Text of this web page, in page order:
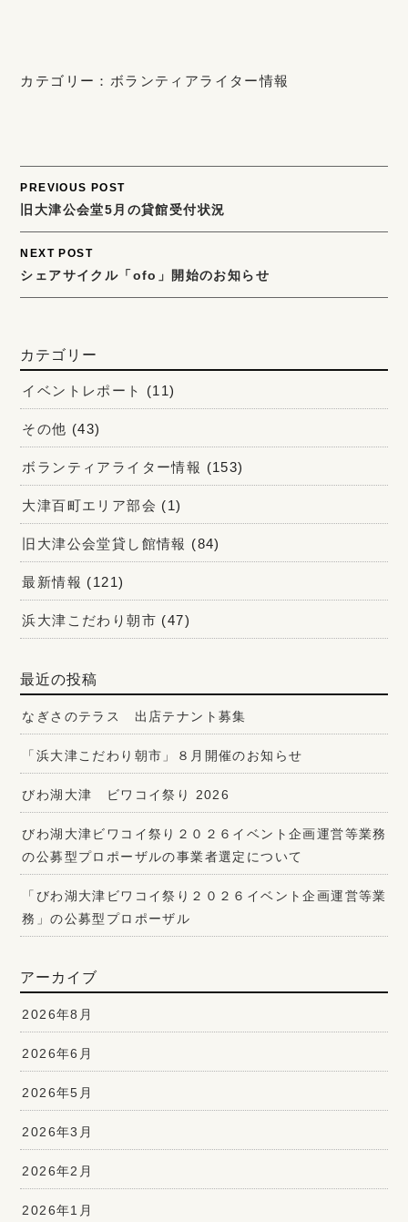
カテゴリー： ボランティアライター情報
Post
navigation
PREVIOUS POST
旧大津公会堂5月の貸館受付状況
NEXT POST
シェアサイクル「ofo」開始のお知らせ
カテゴリー
イベントレポート (11)
その他 (43)
ボランティアライター情報 (153)
大津百町エリア部会 (1)
旧大津公会堂貸し館情報 (84)
最新情報 (121)
浜大津こだわり朝市 (47)
最近の投稿
なぎさのテラス 出店テナント募集
「浜大津こだわり朝市」８月開催のお知らせ
びわ湖大津 ビワコイ祭り 2026
びわ湖大津ビワコイ祭り２０２６イベント企画運営等業務
の公募型プロポーザルの事業者選定について
「びわ湖大津ビワコイ祭り２０２６イベント企画運営等業
務」の公募型プロポーザル
アーカイブ
2026年8月
2026年6月
2026年5月
2026年3月
2026年2月
2026年1月